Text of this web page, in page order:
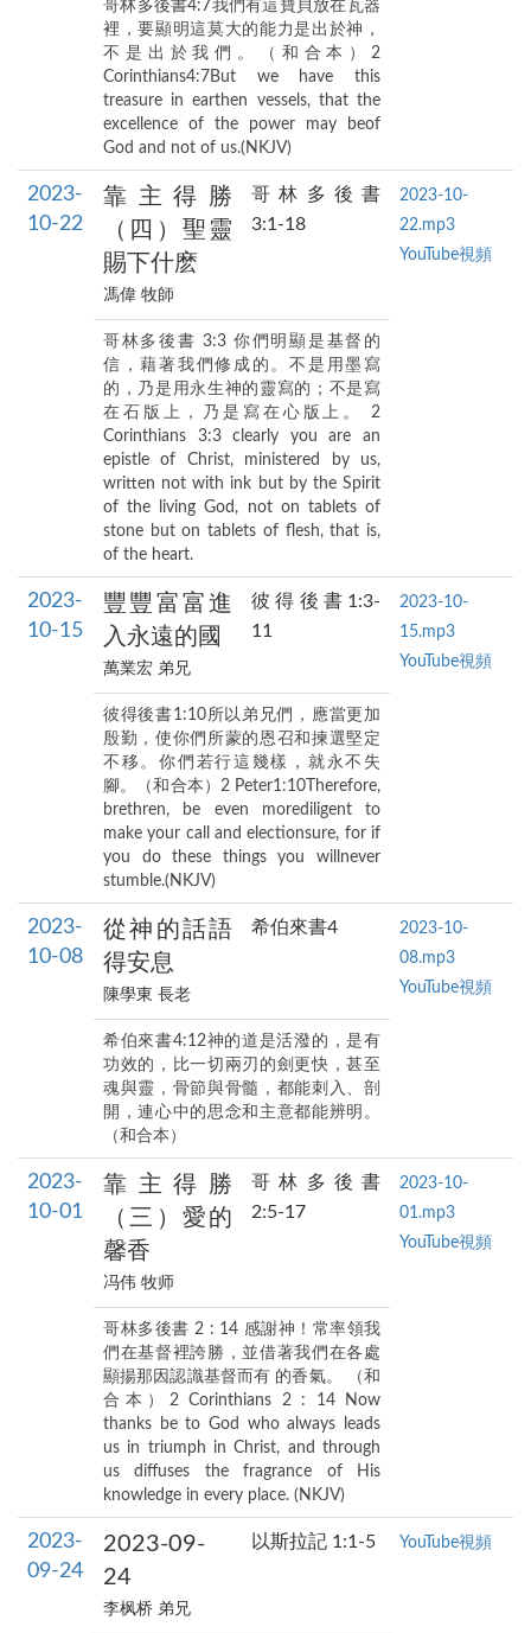
哥林多後書4:7我們有這寶貝放在瓦器
裡，要顯明這莫大的能力是出於神，
不是出於我們。（和合本）2
Corinthians4:7But we have this
treasure in earthen vessels, that the
excellence of the power may beof
God and not of us.(NKJV)
2023-
10-22
靠主得勝
（四）聖靈
賜下什麽
馮偉 牧師
哥林多後書
3:1-18
2023-10-
22.mp3
YouTube視頻
哥林多後書 3:3 你們明顯是基督的
信，藉著我們修成的。不是用墨寫
的，乃是用永生神的靈寫的；不是寫
在石版上，乃是寫在心版上。 2
Corinthians 3:3 clearly you are an
epistle of Christ, ministered by us,
written not with ink but by the Spirit
of the living God, not on tablets of
stone but on tablets of flesh, that is,
of the heart.
2023-
10-15
豐豐富富進
入永遠的國
萬業宏 弟兄
彼得後書1:3-
11
2023-10-
15.mp3
YouTube視頻
彼得後書1:10所以弟兄們，應當更加
殷勤，使你們所蒙的恩召和揀選堅定
不移。你們若行這幾樣，就永不失
腳。（和合本）2 Peter1:10Therefore,
brethren, be even morediligent to
make your call and electionsure, for if
you do these things you willnever
stumble.(NKJV)
2023-
10-08
從神的話語
得安息
陳學東 長老
希伯來書4
2023-10-
08.mp3
YouTube視頻
希伯來書4:12神的道是活潑的，是有
功效的，比一切兩刃的劍更快，甚至
魂與靈，骨節與骨髓，都能刺入、剖
開，連心中的思念和主意都能辨明。
（和合本）
2023-
10-01
靠主得勝
（三）愛的
馨香
冯伟 牧师
哥林多後書
2:5-17
2023-10-
01.mp3
YouTube視頻
哥林多後書 2 : 14 感謝神！常率領我
們在基督裡誇勝，並借著我們在各處
顯揚那因認識基督而有 的香氣。 （和
合本）2 Corinthians 2 : 14 Now
thanks be to God who always leads
us in triumph in Christ, and through
us diffuses the fragrance of His
knowledge in every place. (NKJV)
2023-
09-24
2023-09-
24
李枫桥 弟兄
以斯拉記 1:1-5 YouTube視頻